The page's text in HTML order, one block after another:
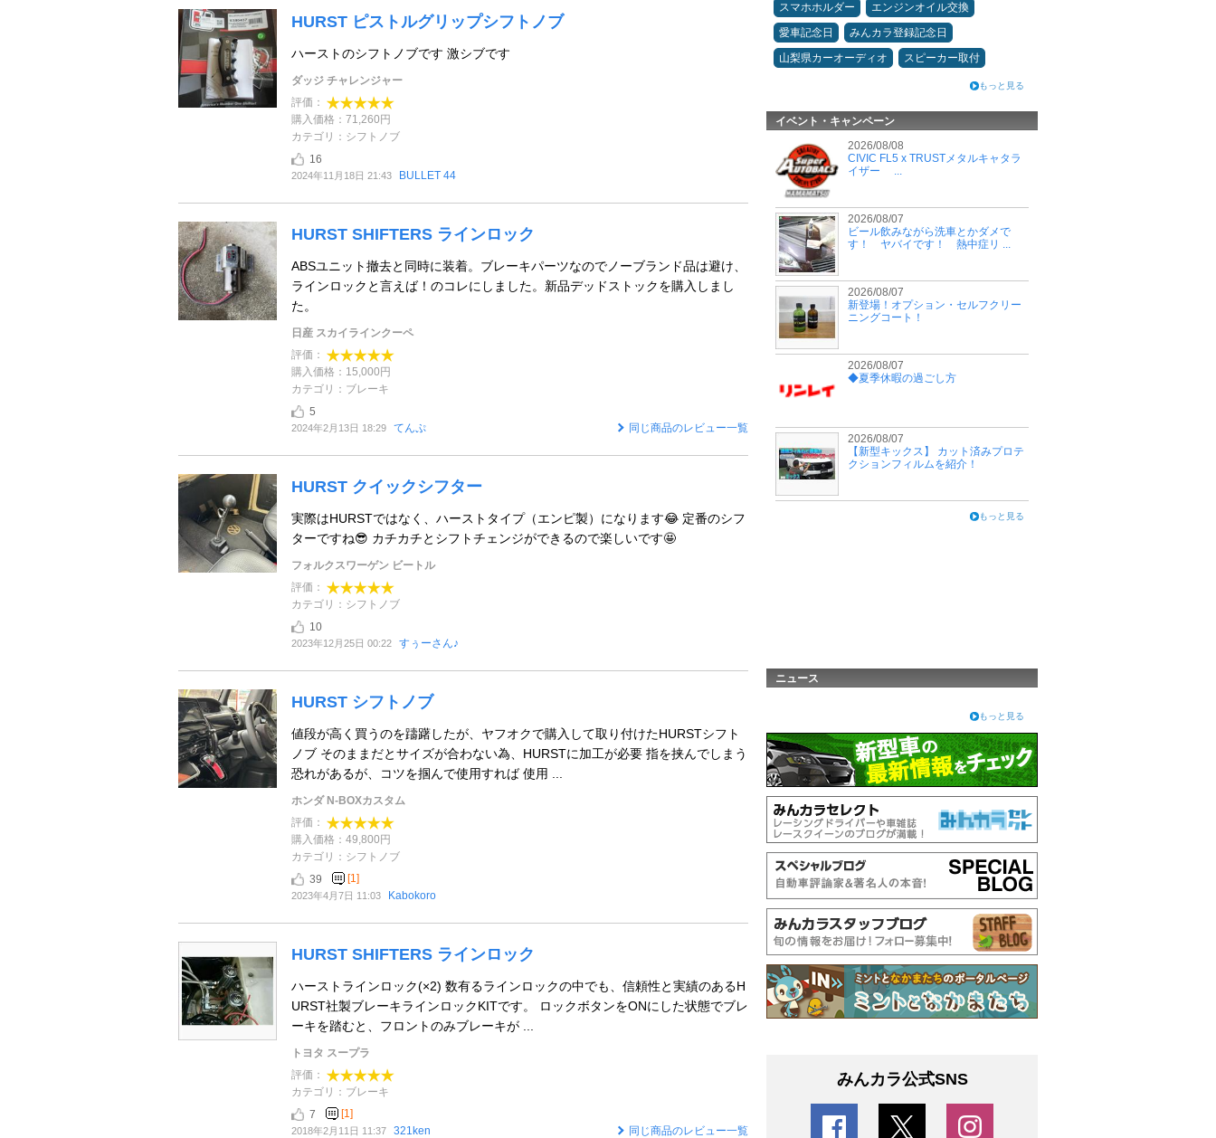
HURST ピストルグリップシフトノブ
ハーストのシフトノブです 激シブです
ダッジ チャレンジャー
評価：
購入価格：71,260円
カテゴリ：シフトノブ
16
2024年11月18日 21:43 BULLET 44
HURST SHIFTERS ラインロック
ABSユニット撤去と同時に装着。ブレーキパーツなのでノーブランド品は避け、
ラインロックと言えば！のコレにしました。新品デッドストックを購入しまし
た。
日産 スカイラインクーペ
評価：
購入価格：15,000円
カテゴリ：ブレーキ
5
2024年2月13日 18:29 てんぷ 同じ商品のレビュー一覧
HURST クイックシフター
実際はHURSTではなく、ハーストタイプ（エンピ製）になります😂 定番のシフ
ターですね😎 カチカチとシフトチェンジができるので楽しいです🤩
フォルクスワーゲン ビートル
評価：
カテゴリ：シフトノブ
10
2023年12月25日 00:22 すぅーさん♪
HURST シフトノブ
値段が高く買うのを躊躇したが、ヤフオクで購入して取り付けたHURSTシフト
ノブ そのままだとサイズが合わない為、HURSTに加工が必要 指を挟んでしまう
恐れがあるが、コツを掴んで使用すれば 使用 ...
ホンダ N-BOXカスタム
評価：
購入価格：49,800円
カテゴリ：シフトノブ
39
[1]
2023年4月7日 11:03 Kabokoro
HURST SHIFTERS ラインロック
ハーストラインロック(×2) 数有るラインロックの中でも、信頼性と実績のあるH
URST社製ブレーキラインロックKITです。 ロックボタンをONにした状態でブレ
ーキを踏むと、フロントのみブレーキが ...
トヨタ スープラ
評価：
カテゴリ：ブレーキ
7
[1]
2018年2月11日 11:37 321ken 同じ商品のレビュー一覧
スマホホルダー
エンジンオイル交換
愛車記念日
みんカラ登録記念日
山梨県カーオーディオ
スピーカー取付
もっと見る
イベント・キャンペーン
2026/08/08
CIVIC FL5 x TRUSTメタルキャタラ
イザー ...
2026/08/07
ビール飲みながら洗車とかダメで
す！ ヤバイです！ 熱中症リ ...
2026/08/07
新登場！オプション・セルフクリー
ニングコート！
2026/08/07
◆夏季休暇の過ごし方
2026/08/07
【新型キックス】 カット済みプロテ
クションフィルムを紹介！
もっと見る
ニュース
もっと見る
みんカラ公式SNS